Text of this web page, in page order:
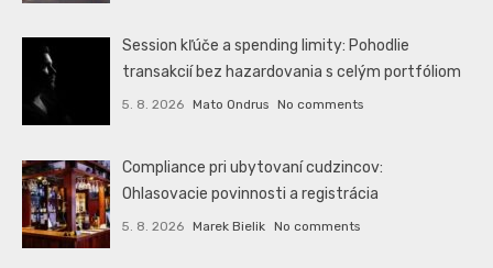
Session kľúče a spending limity: Pohodlie
transakcií bez hazardovania s celým portfóliom
5. 8. 2026 Mato Ondrus No comments
Compliance pri ubytovaní cudzincov:
Ohlasovacie povinnosti a registrácia
5. 8. 2026 Marek Bielik No comments